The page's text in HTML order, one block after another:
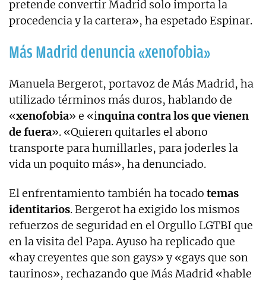
pretende convertir Madrid solo importa la
procedencia y la cartera», ha espetado Espinar.
Más Madrid denuncia «xenofobia»
Manuela Bergerot, portavoz de Más Madrid, ha
utilizado términos más duros, hablando de
«xenofobia» e «inquina contra los que vienen
de fuera». «Quieren quitarles el abono
transporte para humillarles, para joderles la
vida un poquito más», ha denunciado.
El enfrentamiento también ha tocado temas
identitarios. Bergerot ha exigido los mismos
refuerzos de seguridad en el Orgullo LGTBI que
en la visita del Papa. Ayuso ha replicado que
«hay creyentes que son gays» y «gays que son
taurinos», rechazando que Más Madrid «hable